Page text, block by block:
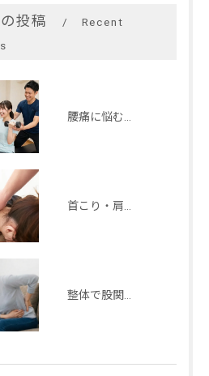
投稿
Recent